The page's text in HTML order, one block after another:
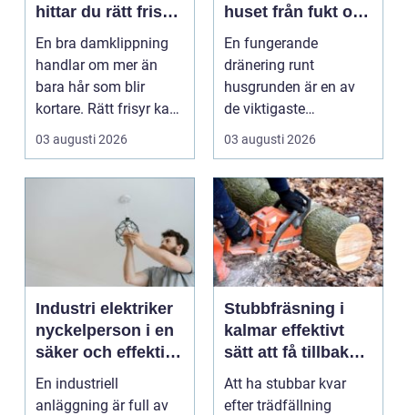
hittar du rätt frisör
och stil
En bra damklippning
handlar om mer än
bara hår som blir
kortare. Rätt frisyr kan
förstärka ansiktsfo...
03 augusti 2026
huset från fukt och
mögel
En fungerande
dränering runt
husgrunden är en av
de viktigaste
förutsättningarna för
ett friskt hus....
03 augusti 2026
Industri elektriker
nyckelperson i en
säker och effektiv
produktion
En industriell
anläggning är full av
Stubbfräsning i
kalmar effektivt
sätt att få tillbaka
trädgården
Att ha stubbar kvar
efter trädfällning